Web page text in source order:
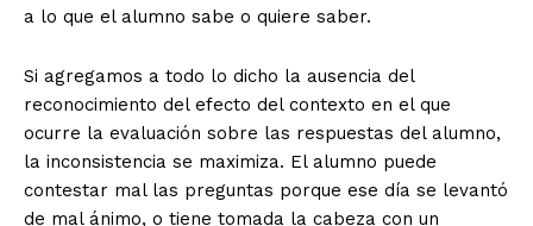
a lo que el alumno sabe o quiere saber.
Si agregamos a todo lo dicho la ausencia del
reconocimiento del efecto del contexto en el que
ocurre la evaluación sobre las respuestas del alumno,
la inconsistencia se maximiza. El alumno puede
contestar mal las preguntas porque ese día se levantó
de mal ánimo, o tiene tomada la cabeza con un